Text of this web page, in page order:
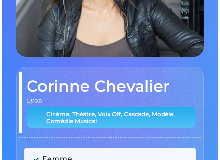
Corinne Chevalier
Lyon
Cinéma, Théâtre, Voix Off, Cascade, Modèle,
Comédie Musical